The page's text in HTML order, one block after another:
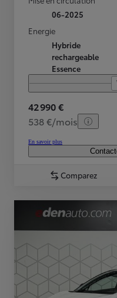
06-2025
Energie
Hybride
rechargeable
Essence
42 990 €
538 €/mois
En savoir plus
Comparez